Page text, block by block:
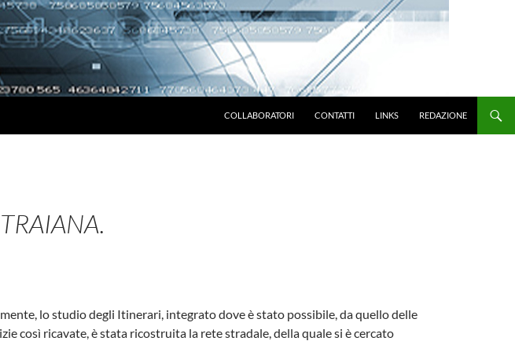
COLLABORATORI
CONTATTI LINKS REDAZIONE
.
lo studio degli Itinerari, integrato dove è stato possibile, da quello delle
così ricavate, è stata ricostruita la rete stradale, della quale si è cercato